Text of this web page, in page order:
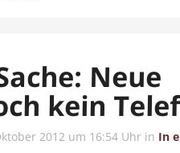
Neue
kein
2012 um 16:54 Uhr in In